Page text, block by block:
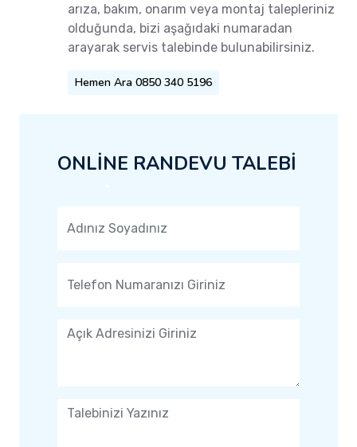
arıza, bakım, onarım veya montaj talepleriniz
olduğunda, bizi aşağıdaki numaradan
arayarak servis talebinde bulunabilirsiniz.
Hemen Ara 0850 340 5196
ONLİNE RANDEVU TALEBİ